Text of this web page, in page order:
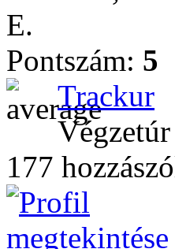
E.
Pontszám: 5
Trackur
177